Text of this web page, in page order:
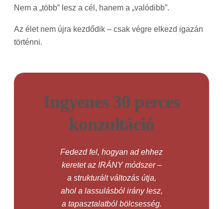
Nem a „több” lesz a cél, hanem a „valódibb”.
Az élet nem újra kezdődik – csak végre elkezd igazán
történni.
Ingyenes 30 perces
konzultáció
Fedezd fel, hogyan ad ehhez
keretet az IRÁNY módszer –
a strukturált változás útja,
ahol a lassulásból irány lesz,
a tapasztalatból bölcsesség.